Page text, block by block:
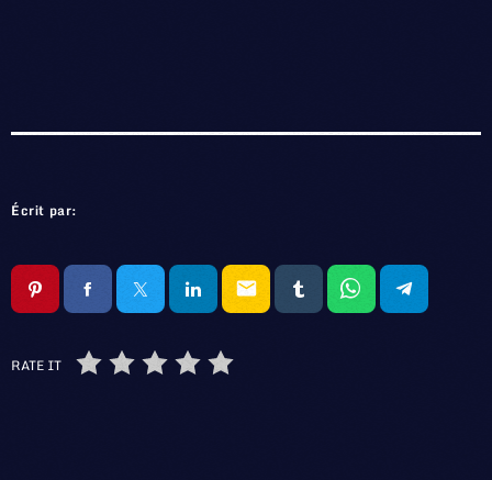
Écrit par:
email
RATE IT